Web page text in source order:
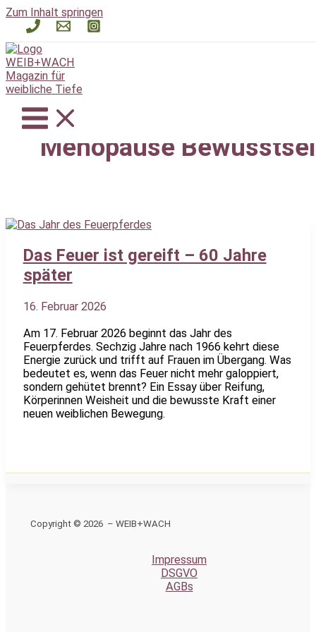
Zum Inhalt springen
Menopause
Das Feuer ist gereift – 60 Jahre
später
16. Februar 2026
Am 17. Februar 2026 beginnt das Jahr des
Feuerpferdes. Sechzig Jahre nach 1966 kehrt diese
Energie zurück und trifft auf Frauen im Übergang. Was
bedeutet es, wenn das Feuer nicht mehr galoppiert,
sondern gehütet brennt? Ein Essay über Reifung,
Körperinnen Weisheit und die bewusste Kraft einer
neuen weiblichen Bewegung.
Copyright © 2026 – WEIB+WACH
Impressum
DSGVO
AGBs